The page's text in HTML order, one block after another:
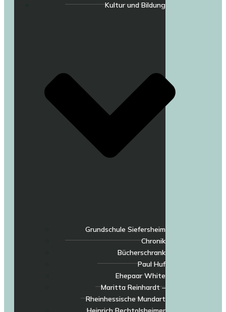
Kultur und Bildung
Grundschule Siefersheim
Chronik
Bücherschrank
Paul Huf
Ehepaar White
Maritta Reinhardt –
Rheinhessische Mundart